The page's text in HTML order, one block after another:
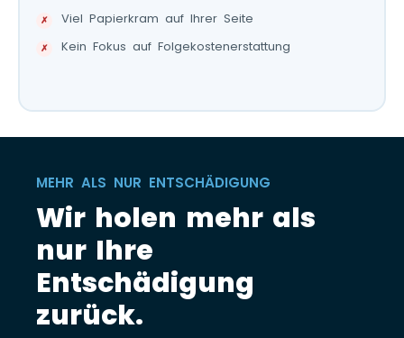
Viel Papierkram auf Ihrer Seite
Kein Fokus auf Folgekostenerstattung
MEHR ALS NUR ENTSCHÄDIGUNG
Wir holen mehr als
nur Ihre
Entschädigung
zurück.